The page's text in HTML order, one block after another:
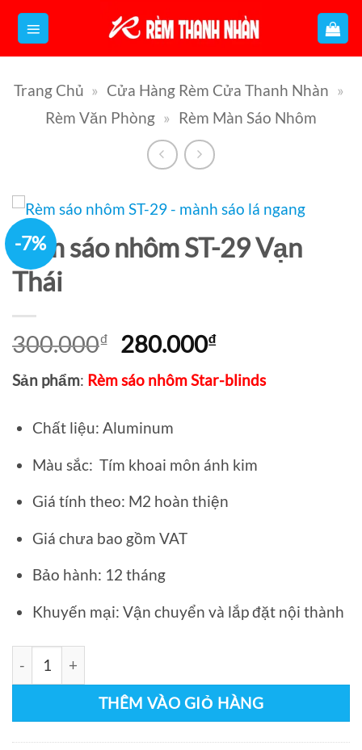
qua
dung
Trang Chủ » Cửa Hàng Rèm Cửa Thanh Nhàn »
Rèm Văn Phòng » Rèm Màn Sáo Nhôm
-7%
Rèm sáo nhôm ST-29 Vạn
Thái
300.000₫
Giá
là:
280.000₫Giá
tại
Sản phẩm: Rèm sáo nhôm Star-blinds
Chất liệu: Aluminum
Màu sắc: Tím khoai môn ánh kim
Giá tính theo: M2 hoàn thiện
Giá chưa bao gồm VAT
Bảo hành: 12 tháng
Khuyến mại: Vận chuyển và lắp đặt nội thành
Rèm sáo nhôm ST-29 Vạn Thái số lượng
THÊM VÀO GIỎ HÀNG